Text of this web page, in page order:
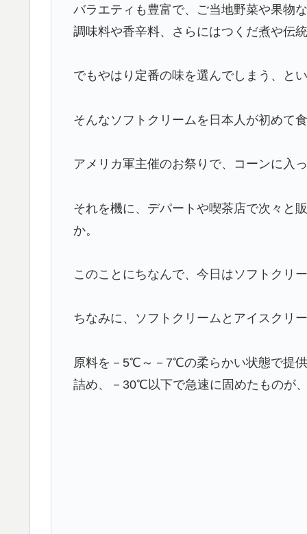
バラエティも豊富で、ご当地野菜や果物
調味料や香辛料、さらにはつくだ煮や伝
でもやはり定番の味を選んでしまう、と
そんなソフトクリームを日本人が初めて
アメリカ軍主催のお祭りで、コーンに入
それを機に、デパートや喫茶店で次々と
か。
このことにちなんで、今日はソフトクリ
ちなみに、ソフトクリームとアイスクリ
原料を－5℃～－7℃の柔らかい状態で提
詰め、－30℃以下で急速に固めたものが